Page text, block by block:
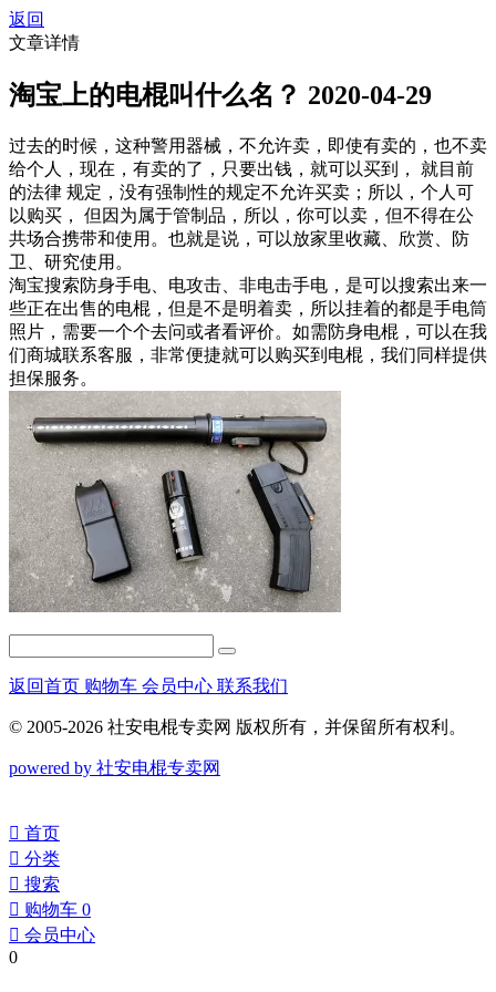
返回
文章详情
淘宝上的电棍叫什么名？ 2020-04-29
过去的时候，这种警用器械，不允许卖，即使有卖的，也不卖
给个人，现在，有卖的了，只要出钱，就可以买到， 就目前
的法律 规定，没有强制性的规定不允许买卖；所以，个人可
以购买， 但因为属于管制品，所以，你可以卖，但不得在公
共场合携带和使用。也就是说，可以放家里收藏、欣赏、防
卫、研究使用。
淘宝搜索防身手电、电攻击、非电击手电，是可以搜索出来一
些正在出售的电棍，但是不是明着卖，所以挂着的都是手电筒
照片，需要一个个去问或者看评价。如需防身电棍，可以在我
们商城联系客服，非常便捷就可以购买到电棍，我们同样提供
担保服务。
返回首页 购物车 会员中心 联系我们
© 2005-2026 社安电棍专卖网 版权所有，并保留所有权利。
powered by 社安电棍专卖网
󰀁 首页
󰀂 分类
󰀃 搜索
󰀄 购物车 0
󰀅 会员中心
0